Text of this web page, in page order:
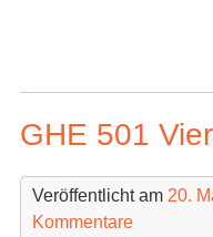
GHE 501
Veröffentlicht am 20.
Kommentare